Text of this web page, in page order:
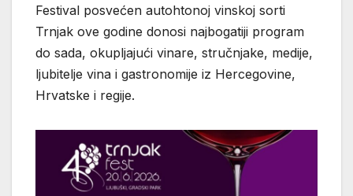
Festival posvećen autohtonoj vinskoj sorti
Trnjak ove godine donosi najbogatiji program
do sada, okupljajući vinare, stručnjake, medije,
ljubitelje vina i gastronomije iz Hercegovine,
Hrvatske i regije.